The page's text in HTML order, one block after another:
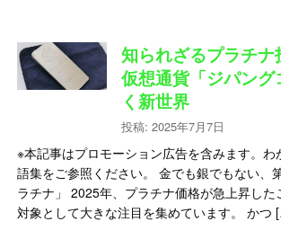
知られざるプラチナ
仮想通貨「ジパン
く新世界
投稿: 2025年7月7日
※本記事はプロモーション広告を含みます。わ
語集をご参照ください。 金でも銀でもない、
ラチナ」 2025年、プラチナ価格が急上昇した
対象として大きな注目を集めています。 かつ